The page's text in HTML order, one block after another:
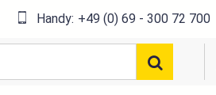
Handy: +49 (0) 69 - 300 72 700